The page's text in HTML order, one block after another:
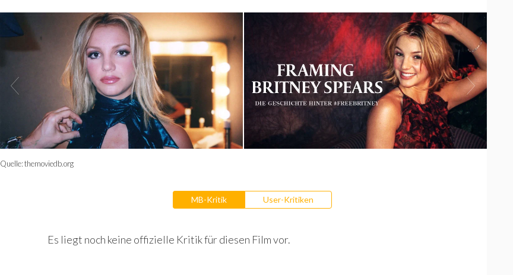
Quelle:themoviedb.org
MB-Kritik User-Kritiken
Es liegt noch keine offizielle Kritik für diesen Film vor.